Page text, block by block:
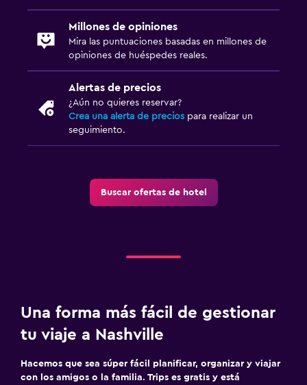
Millones de opiniones
Mira las puntuaciones basadas en millones de
opiniones de huéspedes reales.
Alertas de precios
¿Aún no quieres reservar?
Crea una alerta de precios para realizar un
seguimiento.
Buscar ofertas de hotel
Una forma más fácil de gestionar
tu viaje a Nashville
Hacemos que sea súper fácil planificar, organizar y viajar
con los amigos o la familia. Trips es gratis y está